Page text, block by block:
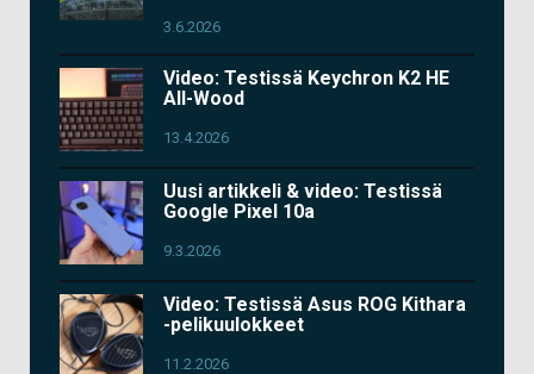
3.6.2026
Video: Testissä Keychron K2 HE
All-Wood
13.4.2026
Uusi artikkeli & video: Testissä
Google Pixel 10a
9.3.2026
Video: Testissä Asus ROG Kithara
-pelikuulokkeet
11.2.2026